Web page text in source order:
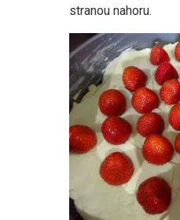
stranou nahoru.